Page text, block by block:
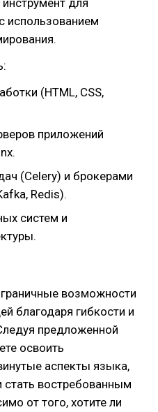
использованием
(HTML, CSS,
приложений
(Celery) и брокерами
Redis).
систем и
возможности
благодаря гибкости и
предложенной
освоить
аспекты языка,
востребованным
от того, хотите ли